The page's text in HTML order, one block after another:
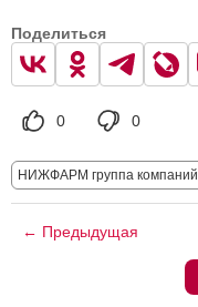
Поделиться
0 0
НИЖФАРМ группа компаний
← Предыдущая